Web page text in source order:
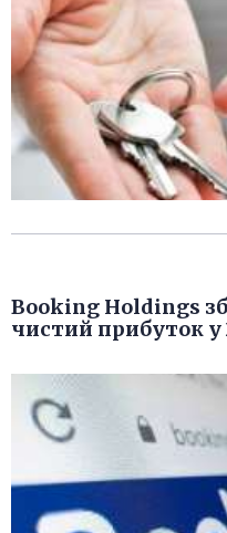
Booking Holdings
чистий прибуток у